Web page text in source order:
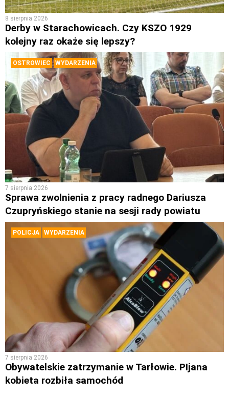
8 sierpnia 2026
Derby w Starachowicach. Czy KSZO 1929
kolejny raz okaże się lepszy?
OSTROWIEC WYDARZENIA
7 sierpnia 2026
Sprawa zwolnienia z pracy radnego Dariusza
Czupryńskiego stanie na sesji rady powiatu
POLICJA WYDARZENIA
7 sierpnia 2026
Obywatelskie zatrzymanie w Tarłowie. PIjana
kobieta rozbiła samochód